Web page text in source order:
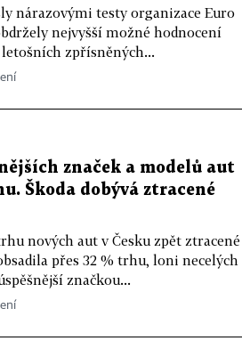
nárazovými testy organizace Euro
nejvyšší možné hodnocení
zpřísněných...
značek a modelů aut
Škoda dobývá ztracené
nových aut v Česku zpět ztracené
přes 32 % trhu, loni necelých
značkou...